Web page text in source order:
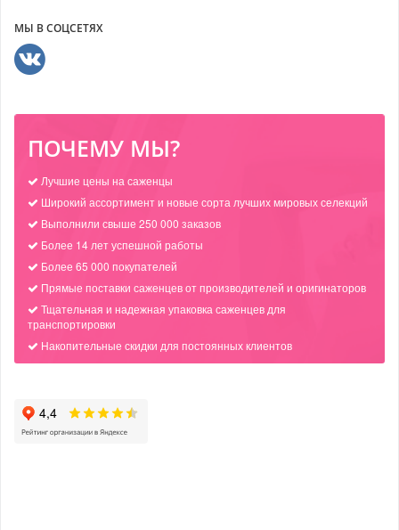
МЫ В СОЦСЕТЯХ
ПОЧЕМУ МЫ?
Лучшие цены на саженцы
Широкий ассортимент и новые сорта лучших мировых селекций
Выполнили свыше 250 000 заказов
Более 14 лет успешной работы
Более 65 000 покупателей
Прямые поставки саженцев от производителей и оригинаторов
Тщательная и надежная упаковка саженцев для
транспортировки
Накопительные скидки для постоянных клиентов